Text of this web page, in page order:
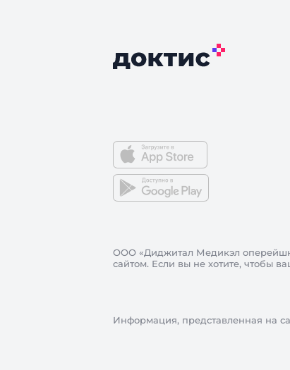
ООО «Диджитал Медикэл
сайтом. Если вы не хотите, чтобы
Информация, представленная на